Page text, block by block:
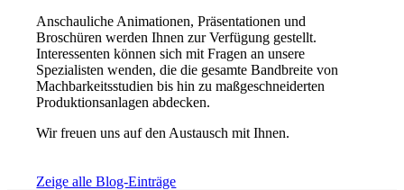
Anschauliche Animationen, Präsentationen und
Broschüren werden Ihnen zur Verfügung gestellt.
Interessenten können sich mit Fragen an unsere
Spezialisten wenden, die die gesamte Bandbreite von
Machbarkeitsstudien bis hin zu maßgeschneiderten
Produktionsanlagen abdecken.
Wir freuen uns auf den Austausch mit Ihnen.
Zeige alle Blog-Einträge